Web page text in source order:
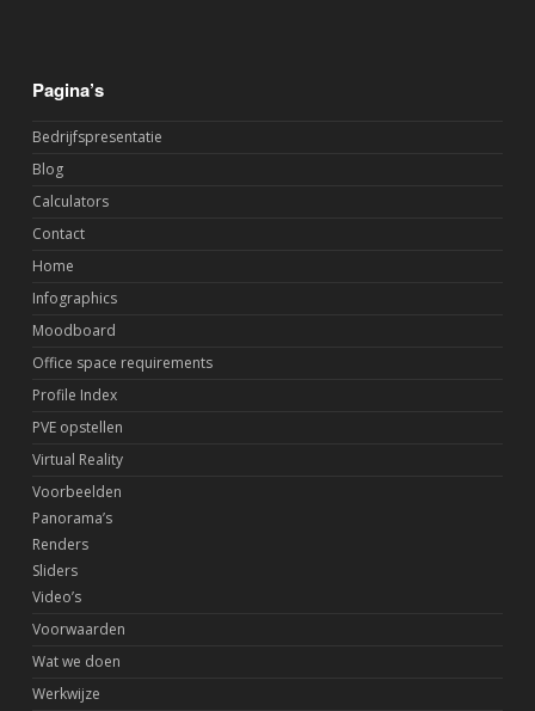
Pagina’s
Bedrijfspresentatie
Blog
Calculators
Contact
Home
Infographics
Moodboard
Office space requirements
Profile Index
PVE opstellen
Virtual Reality
Voorbeelden
Panorama’s
Renders
Sliders
Video’s
Voorwaarden
Wat we doen
Werkwijze